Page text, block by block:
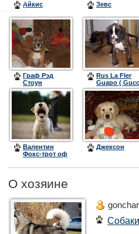
Айкис Зевс
Граф Рэд
Стоун
Rus La Fler
Guapo (
)
Валентин
Фокс-трот оф
Джексон
О хозяине
Собаки